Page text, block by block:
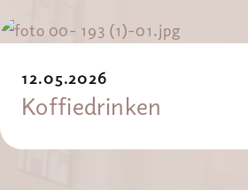
12.05.2026
Koffiedrinken